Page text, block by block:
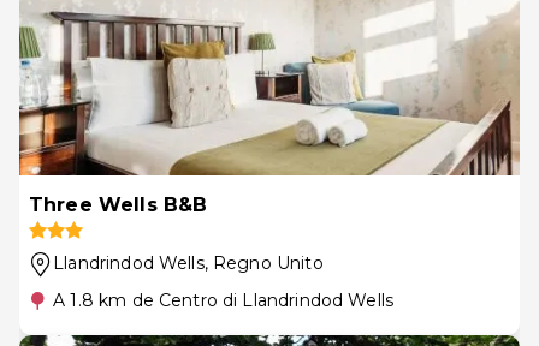
Three Wells B&B
Llandrindod Wells, Regno Unito
A 1.8 km de Centro di Llandrindod Wells